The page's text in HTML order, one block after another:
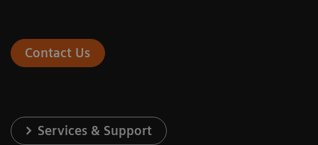
Contact Us
Services & Support